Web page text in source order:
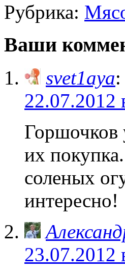
Рубрика:
Ваши
svet1aya:
22.07.2012
Горшочков
их
соленых
интересно!
23.07.2012